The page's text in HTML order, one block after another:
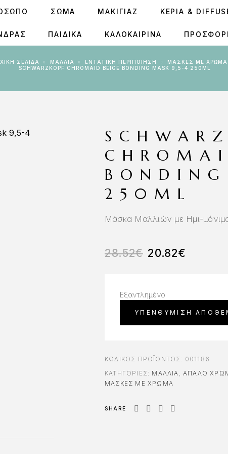
ΣΩΜΑ ΜΑΚΙΓΙΑΖ ΚΕΡΙΆ &
ΠΑΙΔΙΚΑ ΚΑΛΟΚΑΙΡΙΝΑ
ΣΕΛΊΔΑ ΜΑΛΛΙΑ ΕΝΤΑΤΙΚΉ ΠΕΡΙΠΟΊΗΣΗ
ΜΆΣΚΕΣ ΜΕ ΧΡΏΜΑ
SCHWARZKOPF CHROMAID BEIGE BONDING MASK 9,5-4 250ML
250ML
Μάσκα Μαλλιών με Ημι-
28.52€ 20.82€
Εξαντλημένο
ΚΩΔΙΚΌΣ ΠΡΟΪΌΝΤΟΣ: 001186
ΚΑΤΗΓΟΡΊΕΣ: ΜΑΛΛΙΑ ,ΑΠΑΛΌ
ΜΆΣΚΕΣ ΜΕ ΧΡΏΜΑ
SHARE